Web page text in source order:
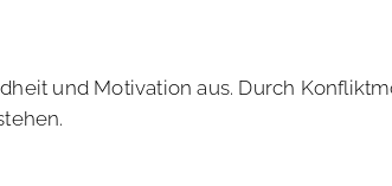
und Motivation aus. Durch